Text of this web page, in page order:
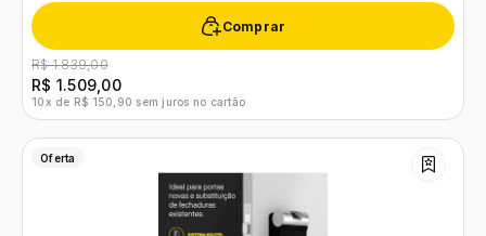
Comprar
R$ 1.839,00
R$ 1.509,00
10x de R$ 150,90 sem juros no cartão
Oferta